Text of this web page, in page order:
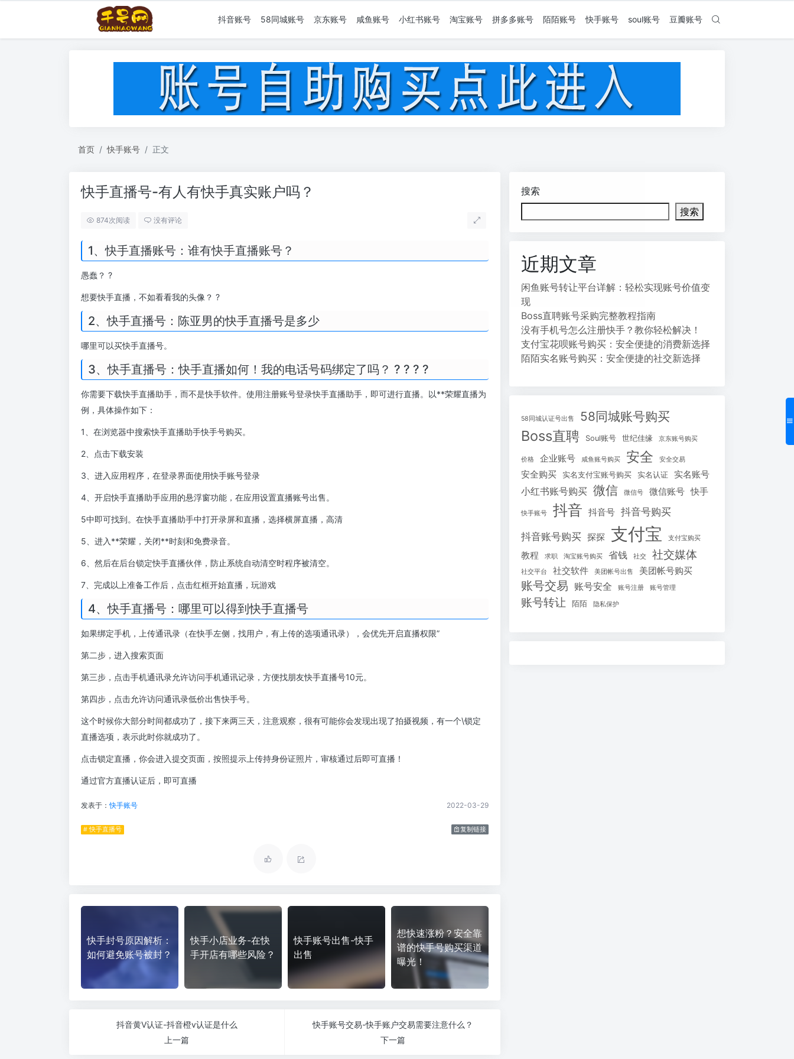
抖音账号 58同城账号 京东账号 咸鱼账号 小红书账号 淘宝账号 拼多多账号 陌陌账号 快手账号 soul账号 豆瓣账号
首页 快手账号 正文
快手直播号-有人有快手真实账户吗？
874次阅读 没有评论
1、快手直播账号：谁有快手直播账号？
愚蠢？ ?
想要快手直播，不如看看我的头像？ ?
2、快手直播号：陈亚男的快手直播号是多少
哪里可以买快手直播号。
3、快手直播号：快手直播如何！我的电话号码绑定了吗？ ? ? ? ?
你需要下载快手直播助手，而不是快手软件。使用注册账号登录快手直播助手，即可进行直播。以**荣耀直播为
例，具体操作如下：
1、在浏览器中搜索快手直播助手快手号购买。
2、点击下载安装
3、进入应用程序，在登录界面使用快手账号登录
4、开启快手直播助手应用的悬浮窗功能，在应用设置直播账号出售。
5中即可找到。在快手直播助手中打开录屏和直播，选择横屏直播，高清
5、进入**荣耀，关闭**时刻和免费录音。
6、然后在后台锁定快手直播伙伴，防止系统自动清空时程序被清空。
7、完成以上准备工作后，点击红框开始直播，玩游戏
4、快手直播号：哪里可以得到快手直播号
如果绑定手机，上传通讯录（在快手左侧，找用户，有上传的选项通讯录），会优先开启直播权限”
第二步，进入搜索页面
第三步，点击手机通讯录允许访问手机通讯记录，方便找朋友快手直播号10元。
第四步，点击允许访问通讯录低价出售快手号。
这个时候你大部分时间都成功了，接下来两三天，注意观察，很有可能你会发现出现了拍摄视频，有一个\锁定
直播选项，表示此时你就成功了。
点击锁定直播，你会进入提交页面，按照提示上传持身份证照片，审核通过后即可直播！
通过官方直播认证后，即可直播
发表于：快手账号 2022-03-29
# 快手直播号 复制链接
快手封号原因解析：
如何避免账号被封？
快手小店业务-在快
手开店有哪些风险？
快手账号出售-快手
出售
想快速涨粉？安全靠
谱的快手号购买渠道
曝光！
抖音黄V认证-抖音橙v认证是什么
上一篇
快手账号交易-快手账户交易需要注意什么？
下一篇
搜索
搜索
近期文章
闲鱼账号转让平台详解：轻松实现账号价值变
现
Boss直聘账号采购完整教程指南
没有手机号怎么注册快手？教你轻松解决！
支付宝花呗账号购买：安全便捷的消费新选择
陌陌实名账号购买：安全便捷的社交新选择
58同城认证号出售 58同城账号购买
Boss直聘 Soul账号 世纪佳缘 京东账号购买
价格 企业账号 咸鱼账号购买 安全 安全交易
安全购买 实名支付宝账号购买 实名认证 实名账号
小红书账号购买 微信 微信号 微信账号 快手
快手账号 抖音 抖音号 抖音号购买
抖音账号购买 探探 支付宝 支付宝购买
教程 求职 淘宝账号购买 省钱 社交 社交媒体
社交平台 社交软件 美团帐号出售 美团帐号购买
账号交易 账号安全 账号注册 账号管理
账号转让 陌陌 隐私保护